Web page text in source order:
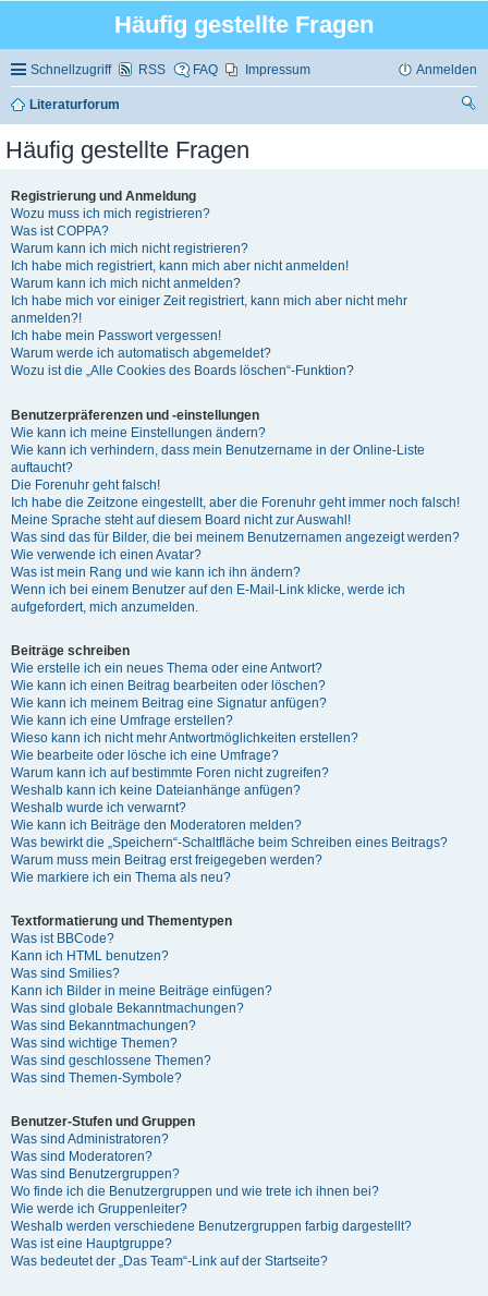
Häufig gestellte Fragen
Schnellzugriff RSS FAQ Impressum Anmelden
Literaturforum
Häufig gestellte Fragen
Registrierung und Anmeldung
Wozu muss ich mich registrieren?
Was ist COPPA?
Warum kann ich mich nicht registrieren?
Ich habe mich registriert, kann mich aber nicht anmelden!
Warum kann ich mich nicht anmelden?
Ich habe mich vor einiger Zeit registriert, kann mich aber nicht mehr
anmelden?!
Ich habe mein Passwort vergessen!
Warum werde ich automatisch abgemeldet?
Wozu ist die „Alle Cookies des Boards löschen“-Funktion?
Benutzerpräferenzen und -einstellungen
Wie kann ich meine Einstellungen ändern?
Wie kann ich verhindern, dass mein Benutzername in der Online-Liste
auftaucht?
Die Forenuhr geht falsch!
Ich habe die Zeitzone eingestellt, aber die Forenuhr geht immer noch falsch!
Meine Sprache steht auf diesem Board nicht zur Auswahl!
Was sind das für Bilder, die bei meinem Benutzernamen angezeigt werden?
Wie verwende ich einen Avatar?
Was ist mein Rang und wie kann ich ihn ändern?
Wenn ich bei einem Benutzer auf den E-Mail-Link klicke, werde ich
aufgefordert, mich anzumelden.
Beiträge schreiben
Wie erstelle ich ein neues Thema oder eine Antwort?
Wie kann ich einen Beitrag bearbeiten oder löschen?
Wie kann ich meinem Beitrag eine Signatur anfügen?
Wie kann ich eine Umfrage erstellen?
Wieso kann ich nicht mehr Antwortmöglichkeiten erstellen?
Wie bearbeite oder lösche ich eine Umfrage?
Warum kann ich auf bestimmte Foren nicht zugreifen?
Weshalb kann ich keine Dateianhänge anfügen?
Weshalb wurde ich verwarnt?
Wie kann ich Beiträge den Moderatoren melden?
Was bewirkt die „Speichern“-Schaltfläche beim Schreiben eines Beitrags?
Warum muss mein Beitrag erst freigegeben werden?
Wie markiere ich ein Thema als neu?
Textformatierung und Thementypen
Was ist BBCode?
Kann ich HTML benutzen?
Was sind Smilies?
Kann ich Bilder in meine Beiträge einfügen?
Was sind globale Bekanntmachungen?
Was sind Bekanntmachungen?
Was sind wichtige Themen?
Was sind geschlossene Themen?
Was sind Themen-Symbole?
Benutzer-Stufen und Gruppen
Was sind Administratoren?
Was sind Moderatoren?
Was sind Benutzergruppen?
Wo finde ich die Benutzergruppen und wie trete ich ihnen bei?
Wie werde ich Gruppenleiter?
Weshalb werden verschiedene Benutzergruppen farbig dargestellt?
Was ist eine Hauptgruppe?
Was bedeutet der „Das Team“-Link auf der Startseite?